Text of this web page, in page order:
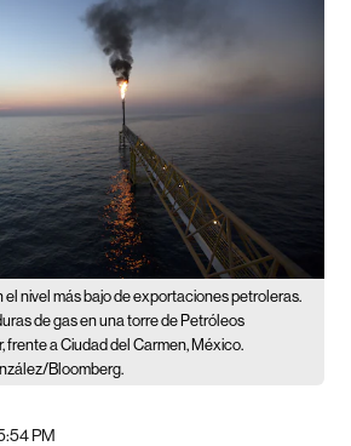
el nivel más bajo de exportaciones petroleras.
de gas en una torre de Petróleos
frente a Ciudad del Carmen, México.
Bloomberg.
PM